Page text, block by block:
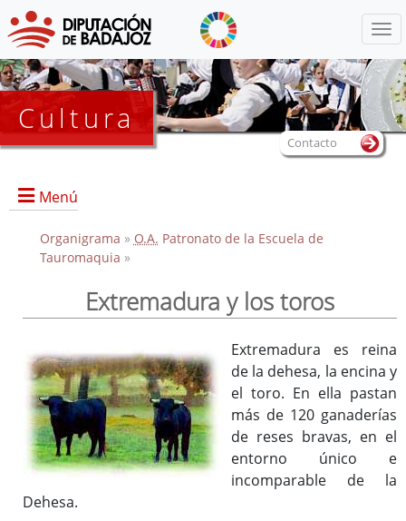
Cultura
Menú
Convocatoria de participación al XIV Certamen "Trofeo
Información sobre la Escuela
Actividades
Plazas de Toros
Ganaderías
Eventos taurinos
Peñas y Clubes Taurinos
Organigrama » O.A. Patronato de la Escuela de
Tauromaquia »
Extremadura y los toros
Extremadura es reina
de la dehesa, la encina y
el toro. En ella pastan
más de 120 ganaderías
de reses bravas, en el
entorno único e
incomparable de la
Dehesa.
Contacto